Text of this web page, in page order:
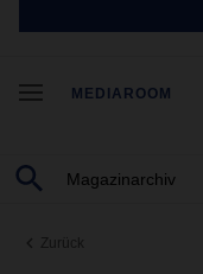
MEDIAROOM
Zurück